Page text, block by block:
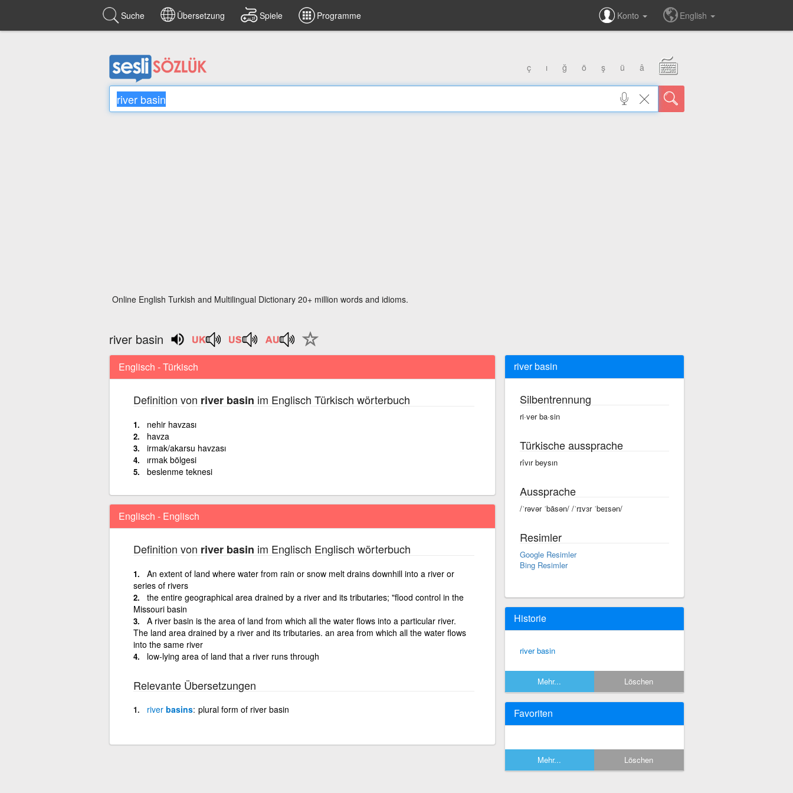
Suche Übersetzung Spiele Programme Konto English
ç ı ğ ö ş ü â
Online English Turkish and Multilingual Dictionary 20+ million words and idioms.
river basin
Englisch - Türkisch
Definition von river basin im Englisch Türkisch wörterbuch
nehir havzası
havza
irmak/akarsu havzası
ırmak bölgesi
beslenme teknesi
Englisch - Englisch
Definition von river basin im Englisch Englisch wörterbuch
An extent of land where water from rain or snow melt drains downhill into a river or
series of rivers
the entire geographical area drained by a river and its tributaries; "flood control in the
Missouri basin
A river basin is the area of land from which all the water flows into a particular river.
The land area drained by a river and its tributaries. an area from which all the water flows
into the same river
low-lying area of land that a river runs through
Relevante Übersetzungen
riverbasins plural form of river basin
river basin
Silbentrennung
ri·ver ba·sin
Türkische aussprache
rîvır beysın
Aussprache
/ˈrəvər ˈbāsən/ /ˈrɪvɜr ˈbeɪsən/
Resimler
Google Resimler
Bing Resimler
Historie
river basin
Mehr... Löschen
Favoriten
Mehr... Löschen